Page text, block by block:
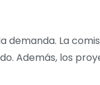
demanda. La
Además, los